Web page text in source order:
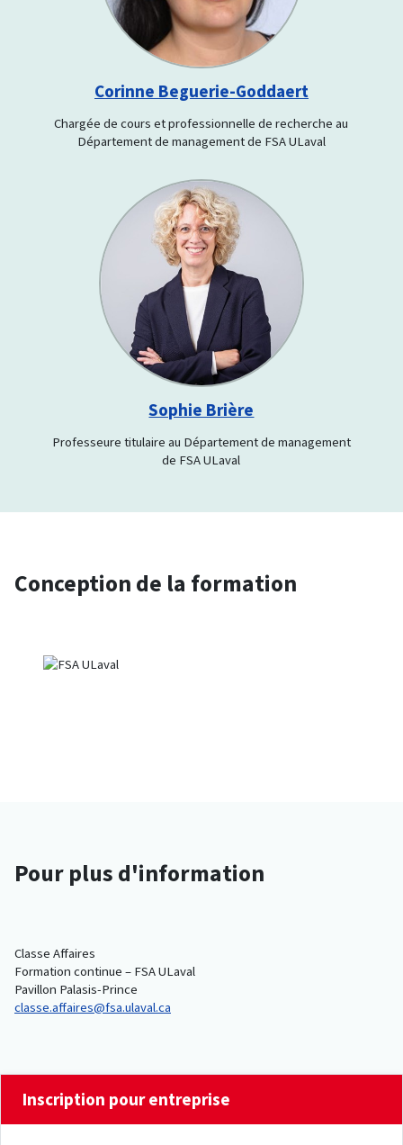
Corinne Beguerie-Goddaert
Chargée de cours et professionnelle de recherche au
Département de management de FSA ULaval
Sophie Brière
Professeure titulaire au Département de management
de FSA ULaval
Conception de la formation
Pour plus d'information
Classe Affaires
Formation continue – FSA ULaval
Pavillon Palasis-Prince
classe.affaires@fsa.ulaval.ca
Inscription pour entreprise